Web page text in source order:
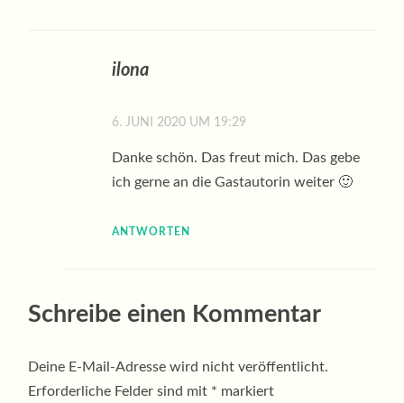
ilona
6. JUNI 2020 UM 19:29
Danke schön. Das freut mich. Das gebe
ich gerne an die Gastautorin weiter 🙂
ANTWORTEN
Schreibe einen Kommentar
Deine E-Mail-Adresse wird nicht veröffentlicht.
Erforderliche Felder sind mit * markiert